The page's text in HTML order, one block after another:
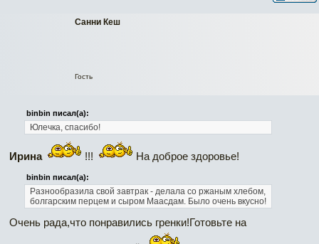
Санни Кеш
Гость
binbin писал(а):
Юлечка, спасибо!
Ирина !!! На доброе здоровье!
binbin писал(а):
Разнообразила свой завтрак - делала со ржаным хлебом,
болгарским перцем и сыром Маасдам. Было очень вкусно!
Очень рада,что понравились гренки!Готовьте на